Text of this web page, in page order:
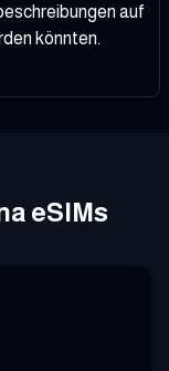
auf
könnten.
eSIMs